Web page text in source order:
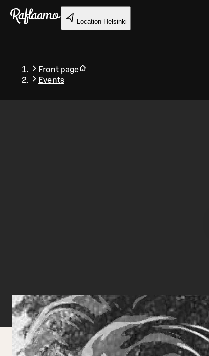
Skip to main content
Location Helsinki
Front page
Events
Back